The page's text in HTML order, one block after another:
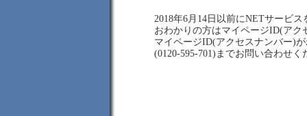
2018年6月14日以前にNETサービ
おわかりの方はマイページID(ア
マイページID(アクセスナンバー)
(0120-595-701)までお問い合わせく